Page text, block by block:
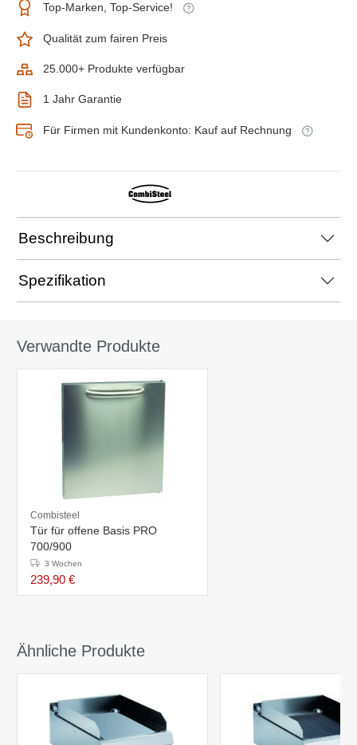
Top-Marken, Top-Service!
Qualität zum fairen Preis
25.000+ Produkte verfügbar
1 Jahr Garantie
Für Firmen mit Kundenkonto: Kauf auf Rechnung
Beschreibung
Spezifikation
Verwandte Produkte
Combisteel
Tür für offene Basis PRO
700/900
3 Wochen
239,90 €
Ähnliche Produkte